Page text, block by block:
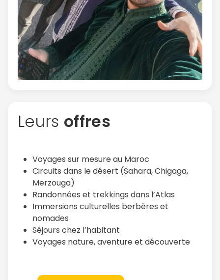
Leurs offres
Voyages sur mesure au Maroc
Circuits dans le désert (Sahara, Chigaga,
Merzouga)
Randonnées et trekkings dans l’Atlas
Immersions culturelles berbères et
nomades
Séjours chez l’habitant
Voyages nature, aventure et découverte